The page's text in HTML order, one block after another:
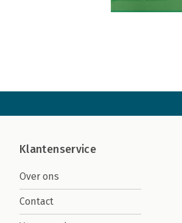
Klantenservice
Over ons
Contact